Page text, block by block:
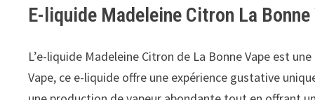
E-liquide Madeleine Citron La Bonne
L’e-liquide Madeleine Citron de La Bonne Vape est
Vape, ce e-liquide offre une expérience gustative